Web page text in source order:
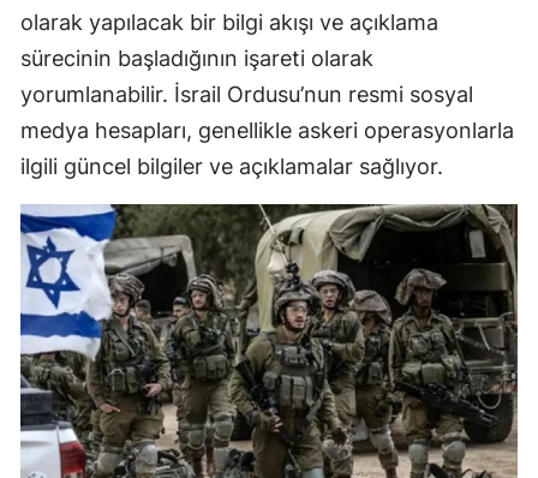
olarak yapılacak bir bilgi akışı ve açıklama
sürecinin başladığının işareti olarak
yorumlanabilir. İsrail Ordusu’nun resmi sosyal
medya hesapları, genellikle askeri operasyonlarla
ilgili güncel bilgiler ve açıklamalar sağlıyor.